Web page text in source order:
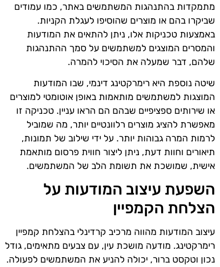
מתמקדות בהתנהגות המשתמשים באתר, כמו עמודים
שביקרו בהם או מוצרים שהוסיפו לעגלת הקניות.
באמצעות טכניקות אלו, ניתן להתאים את המודעות
והמסרים המוצגים למשתמשים על סמך ההתנהגות
שלהם, דבר שמעלה את הסיכוי להמרה.
שיטה נוספת היא רימרקטינג דינמי, שבו המודעות
המוצגות למשתמשים מותאמות באופן אוטומטי למוצרים
או שירותים ספציפיים שבהם הם הראו עניין. טכניקה זו
מאפשרת להציג מוצרים רלוונטיים יותר, מה שמוביל
לרמות המרה גבוהות יותר. על ידי שילוב של תמונות,
תיאורים וחוות דעת, ניתן ליצור חווית פרסום מותאמת
אישית, שמושכת את תשומת הלב של המשתמשים.
השפעת עיצוב המודעות על
הצלחת הקמפיין
עיצוב המודעות מהווה מרכיב קרדינלי בהצלחת קמפיין
רימרקטינג. מודעה מושכת עין, עם צבעים מתאימים, גודל
נכון וטקסט ברור, יכולה להניע את המשתמשים לפעולה.